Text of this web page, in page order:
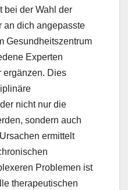
bei der Wahl der
an dich angepasste
Gesundheitszentrum
Experten
ergänzen. Dies
nicht nur die
sondern auch
ermittelt
Problemen ist
therapeutischen